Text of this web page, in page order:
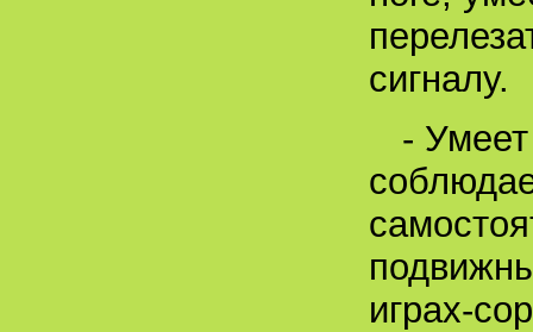
сигналу.
-
играх-